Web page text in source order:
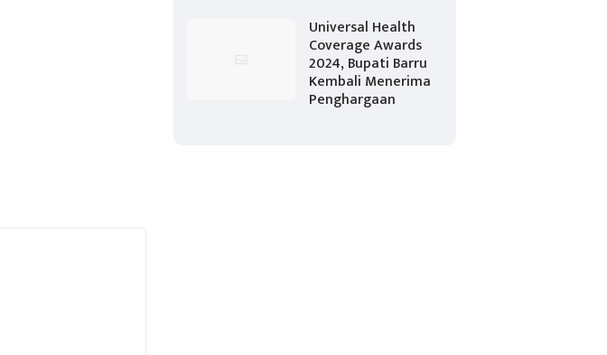
Universal Health
Coverage Awards
2024, Bupati Barru
Kembali Menerima
Penghargaan